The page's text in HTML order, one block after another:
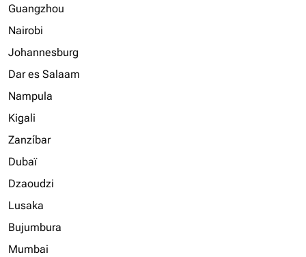
Guangzhou
Nairobi
Johannesburg
Dar es Salaam
Nampula
Kigali
Zanzíbar
Dubaï
Dzaoudzi
Lusaka
Bujumbura
Mumbai